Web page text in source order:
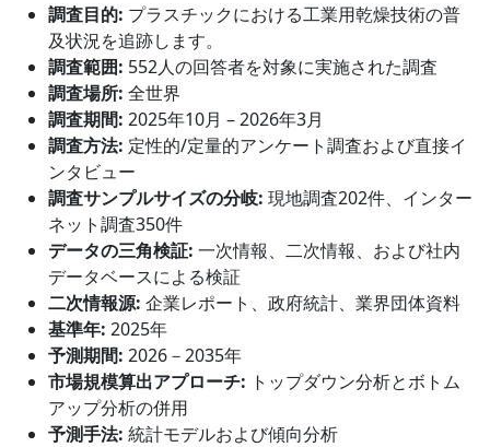
調査目的: プラスチックにおける工業用乾燥技術の普
及状況を追跡します。
調査範囲: 552人の回答者を対象に実施された調査
調査場所: 全世界
調査期間: 2025年10月 – 2026年3月
調査方法: 定性的/定量的アンケート調査および直接イ
ンタビュー
調査サンプルサイズの分岐: 現地調査202件、インター
ネット調査350件
データの三角検証: 一次情報、二次情報、および社内
データベースによる検証
二次情報源: 企業レポート、政府統計、業界団体資料
基準年: 2025年
予測期間: 2026－2035年
市場規模算出アプローチ: トップダウン分析とボトム
アップ分析の併用
予測手法: 統計モデルおよび傾向分析